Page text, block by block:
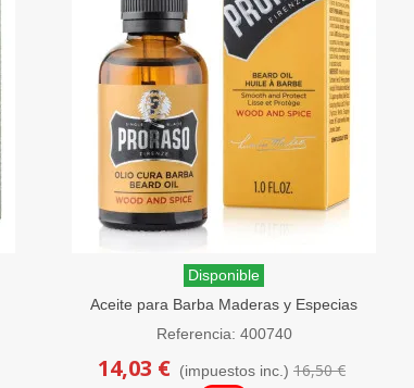
Disponible
Aceite para Barba Maderas y Especias
Proraso 30ml
Referencia: 400740
14,03 € (impuestos inc.) 16,50 €